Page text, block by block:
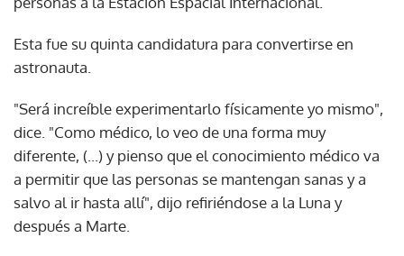
Esta fue su quinta candidatura para convertirse en
astronauta.
"Será increíble experimentarlo físicamente yo mismo",
dice. "Como médico, lo veo de una forma muy
diferente, (...) y pienso que el conocimiento médico va
a permitir que las personas se mantengan sanas y a
salvo al ir hasta allí", dijo refiriéndose a la Luna y
después a Marte.